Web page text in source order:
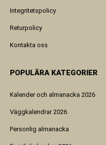
Integritetspolicy
Returpolicy
Kontakta oss
POPULÄRA KATEGORIER
Kalender och almanacka 2026
Väggkalendrar 2026
Personlig almanacka